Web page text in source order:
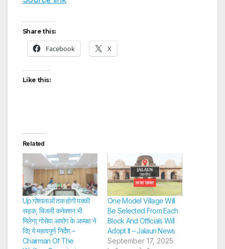
Share this:
Facebook X
Like this:
Related
Up:गोशालाओं तक होगी पक्की
सड़क, बिजली कनेक्शन भी
मिलेगा; गोसेवा आयोग के अध्यक्ष ने
दिए ये महत्वपूर्ण निर्देश –
Chairman Of The
One Model Village Will
Be Selected From Each
Block And Officials Will
Adopt It – Jalaun News
September 17, 2025